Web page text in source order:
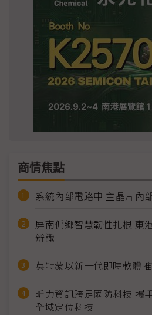
商情焦點
系統內部電路中 主晶片內
屏南偏鄉智慧韌性扎根 東
辨識
英特蒙以新一代即時軟體
昕力資訊跨足國防科技 攜
全域定位科技